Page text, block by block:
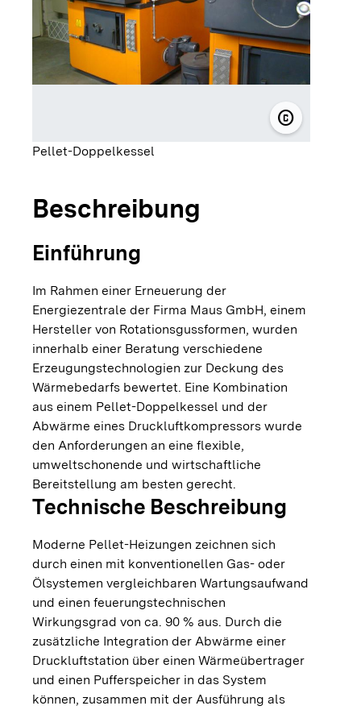
copyright© Maus
Pellet-Doppelkessel
Beschreibung
Einführung
Im Rahmen einer Erneuerung der
Energiezentrale der Firma Maus GmbH, einem
Hersteller von Rotationsgussformen, wurden
innerhalb einer Beratung verschiedene
Erzeugungstechnologien zur Deckung des
Wärmebedarfs bewertet. Eine Kombination
aus einem Pellet-Doppelkessel und der
Abwärme eines Druckluftkompressors wurde
den Anforderungen an eine flexible,
umweltschonende und wirtschaftliche
Bereitstellung am besten gerecht.
Technische Beschreibung
Moderne Pellet-Heizungen zeichnen sich
durch einen mit konventionellen Gas- oder
Ölsystemen vergleichbaren Wartungsaufwand
und einen feuerungstechnischen
Wirkungsgrad von ca. 90 % aus. Durch die
zusätzliche Integration der Abwärme einer
Druckluftstation über einen Wärmeübertrager
und einen Pufferspeicher in das System
können, zusammen mit der Ausführung als